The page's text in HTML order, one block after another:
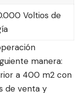
Voltios de
manera:
a 400 m2 con
de venta y